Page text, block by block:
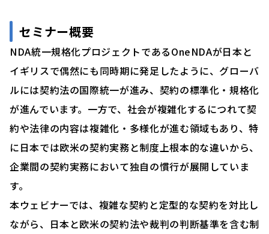
セミナー概要
NDA統一規格化プロジェクトであるOneNDAが日本と
イギリスで偶然にも同時期に発足したように、グローバ
ルには契約法の国際統一が進み、契約の標準化・規格化
が進んでいます。一方で、社会が複雑化するにつれて契
約や法律の内容は複雑化・多様化が進む領域もあり、特
に日本では欧米の契約実務と制度上根本的な違いから、
企業間の契約実務において独自の慣行が展開していま
す。
本ウェビナーでは、複雑な契約と定型的な契約を対比し
ながら、日本と欧米の契約法や裁判の判断基準を含む制